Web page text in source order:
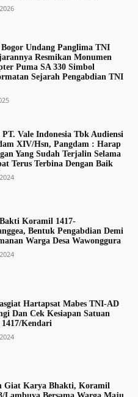
Undang Panglima TNI
Resmikan Monumen
Puma SA 330 Simbol
Sejarah Pengabdian TNI
Vale Indonesia Tbk Audiensi
XIV/Hsn, Pangdam : Harap
Yang Sudah Terjalin Selama
Terus Terbina Dengan Baik
Koramil 1417-
Bentuk Pengabdian Demi
Warga Desa Wawonggura
Hartapsat Mabes TNI-AD
Dan Cek Kesiapan Satuan
Kendari
Giat Karya Bhakti, Koramil